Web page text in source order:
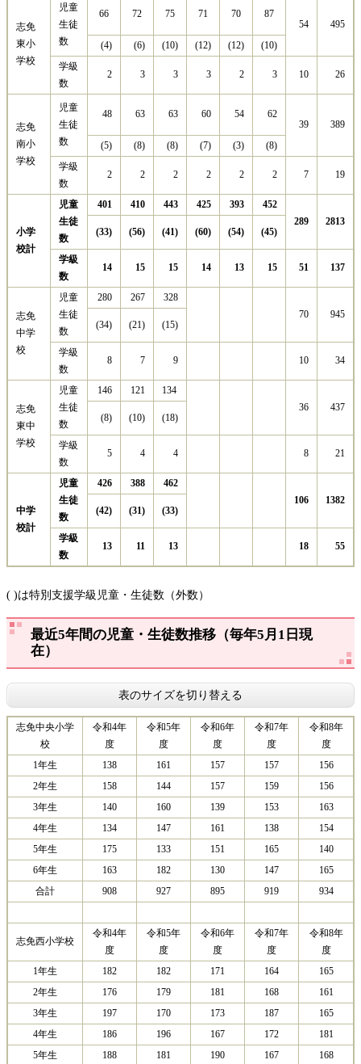
志免
東小
学校
児童
生徒
数
66 72 75 71 70
87
54
495
(4)
(6) (10) (12) (12)
(10)
学級
数
2 3 3 3 2 3 10 26
志免
南小
学校
児童
生徒
数
48 63 63 60 54
62
39
389
(5)
(8) (8) (7) (3)
(8)
学級
数
2 2 2 2 2 2 7 19
小学
校計
児童
生徒
数
401 410 443 425 393
452
289
2813
(33)
(56) (41) (60) (54) (45)
学級
数
14 15 15 14 13 15 51 137
志免
中学
校
児童
生徒
数
280 267
328
70
945
(34)
(21) (15)
学級
数
8 7 9 10 34
志免
東中
学校
児童
生徒
数
146 121
134
36
437
(8)
(10) (18)
学級
数
5 4 4 8 21
中学
校計
児童
生徒
数
426 388
462
106
1382
(42)
(31) (33)
学級
数
13 11 13 18 55
( )は特別支援学級児童・生徒数（外数）
最近5年間の児童・生徒数推移（毎年5月1日現
在）
表のサイズを切り替える
志免中央小学
校
令和4年
度
令和5年
度
令和6年
度
令和7年
度
令和8年
度
1年生
138 161 157 157
156
2年生
158 144 157 159
156
3年生
140 160 139 153
163
4年生
134 147 161 138
154
5年生
175 133 151 165
140
6年生
163 182 130 147
165
合計
908 927 895 919 934
志免西小学校
令和4年
度
令和5年
度
令和6年
度
令和7年
度
令和8年
度
1年生
182 182 171 164
165
2年生
176 179 181 168
161
3年生
197 170 173 187
165
4年生
186 196 167 172
181
5年生
188 181 190 167
168